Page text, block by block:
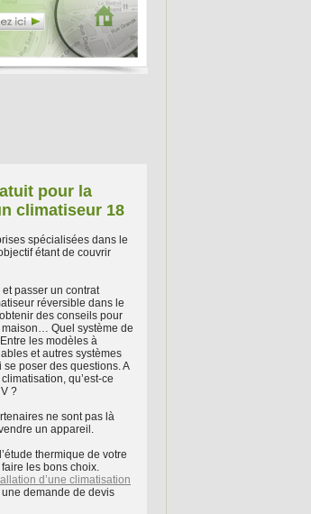
pour la
climatiseur 18
spécialisées dans le
étant de couvrir
passer un contrat
réversible dans le
des conseils pour
Quel système de
les modèles à
et autres systèmes
poser des questions. A
qu’est-ce
?
ne sont pas là
un appareil.
thermique de votre
les bons choix.
d’une climatisation
demande de devis